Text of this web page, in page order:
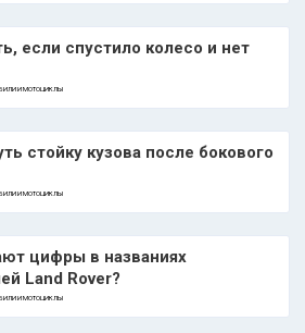
если спустило колесо и нет
И МОТОЦИКЛЫ
стойку кузова после бокового
И МОТОЦИКЛЫ
цифры в названиях
Land Rover?
И МОТОЦИКЛЫ